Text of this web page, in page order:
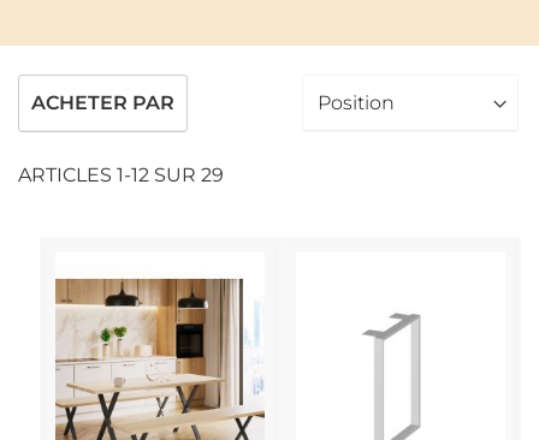
ARTICLES 1-12 SUR 29
ACHETER PAR